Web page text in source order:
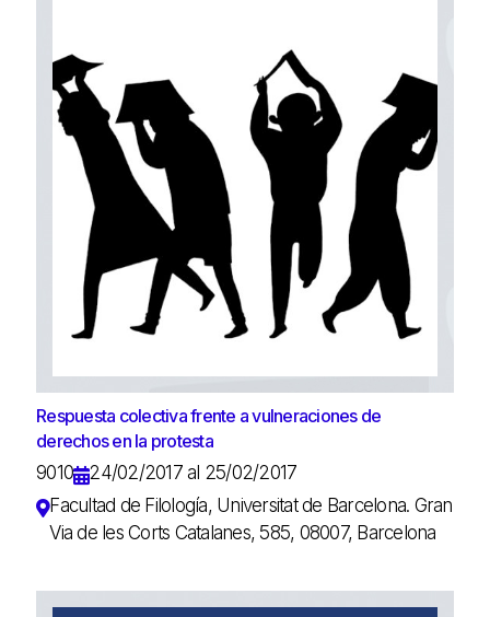
Respuesta colectiva frente a vulneraciones de
derechos en la protesta
9010
24/02/2017 al 25/02/2017
Facultad de Filología, Universitat de Barcelona. Gran
Via de les Corts Catalanes, 585, 08007, Barcelona